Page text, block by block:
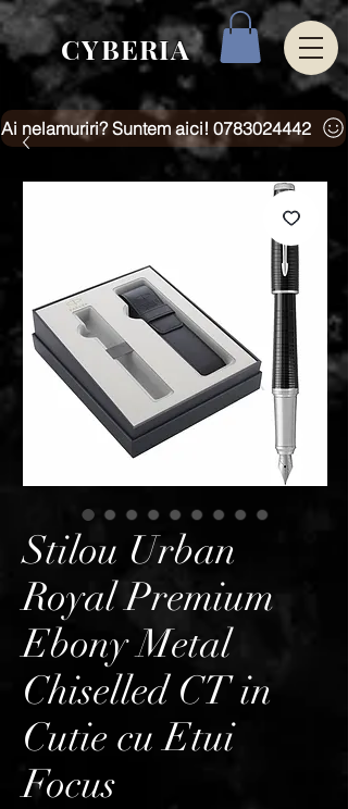
CYBERIA
Ai nelamuriri? Suntem aici! 0783024442
Stilou Urban
Royal Premium
Ebony Metal
Chiselled CT in
Cutie cu Etui
Focus